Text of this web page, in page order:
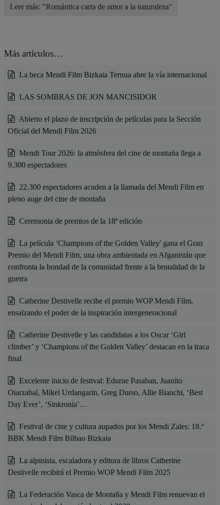
Leer más: "Romántica carta de amor a la naturaleza"
Más artículos…
La beca Mendi Film Bizkaia Ternua abre la vía internacional
LAS SOMBRAS DE JON MANCISIDOR
Abierto el plazo de inscripción de películas para la Sección
Oficial del Mendi Film 2026
Mendi Tour 2026: la atmósfera del cine de montaña llega a
9.300 espectadores
22.300 espectadores acuden a la llamada del Mendi Film en
pleno auge del cine de montaña
Ceremonia de premios de la 18ª edición
La película ‘Champions of the Golden Valley' gana el Gran
Premio del Mendi Film, una obra ambientada en Afganistán que
confronta la bondad de la comunidad frente a la brutalidad de la
guerra
Catherine Destivelle recibe el premio WOP Mendi Film,
ensalzando el poder de la inspiración intergeneracional
Catherine Destivelle y las candidatas a los Oscar ‘Girl
climber’ y ‘Champions of the Golden Valley’ destacan en la traca
final
Excelente inicio de festival: Edurne Pasaban, Juanito
Oiarzabal, Mikel Urdangarin, Greg Durso, Allie Bianchi, ‘Best
Day Ever’, ‘Sinkronia’…
Festival de cine y cultura aupados por los Mendi Zales: 18.º
BBK Mendi Film Bilbao Bizkaia
La alpinista, escaladora y editora de libros Catherine
Destivelle recibirá el Premio WOP Mendi Film 2025
La Federación Vasca de Montaña y Mendi Film renuevan el